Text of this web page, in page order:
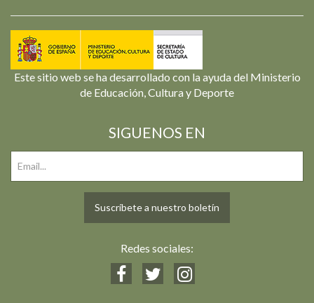
Este sitio web se ha desarrollado con la ayuda del Ministerio
de Educación, Cultura y Deporte
SIGUENOS EN
Suscríbete a nuestro boletín
Redes sociales: